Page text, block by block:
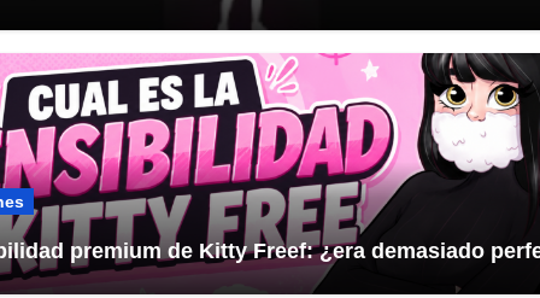
premium de Kitty Freef: ¿era demasiado